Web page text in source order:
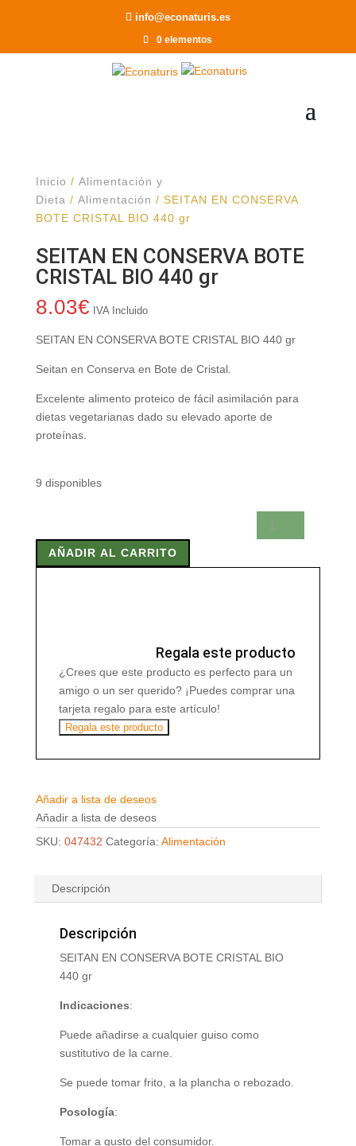
info@econaturis.es
0 elementos
Inicio / Alimentación y
Dieta / Alimentación / SEITAN EN CONSERVA
BOTE CRISTAL BIO 440 gr
SEITAN EN CONSERVA BOTE
CRISTAL BIO 440 gr
8.03€ IVA Incluido
SEITAN EN CONSERVA BOTE CRISTAL BIO 440 gr
Seitan en Conserva en Bote de Cristal.
Excelente alimento proteico de fácil asimilación para
dietas vegetarianas dado su elevado aporte de
proteínas.
9 disponibles
EN
CONSERVA
cantidad
AÑADIR AL CARRITO
Regala este producto
¿Crees que este producto es perfecto para un
amigo o un ser querido? ¡Puedes comprar una
tarjeta regalo para este artículo!
Regala este producto
Añadir a lista de deseos
Añadir a lista de deseos
SKU: 047432 Categoría: Alimentación
Descripción
Descripción
SEITAN EN CONSERVA BOTE CRISTAL BIO
440 gr
Indicaciones:
Puede añadirse a cualquier guiso como
sustitutivo de la carne.
Se puede tomar frito, a la plancha o rebozado.
Posología:
Tomar a gusto del consumidor.